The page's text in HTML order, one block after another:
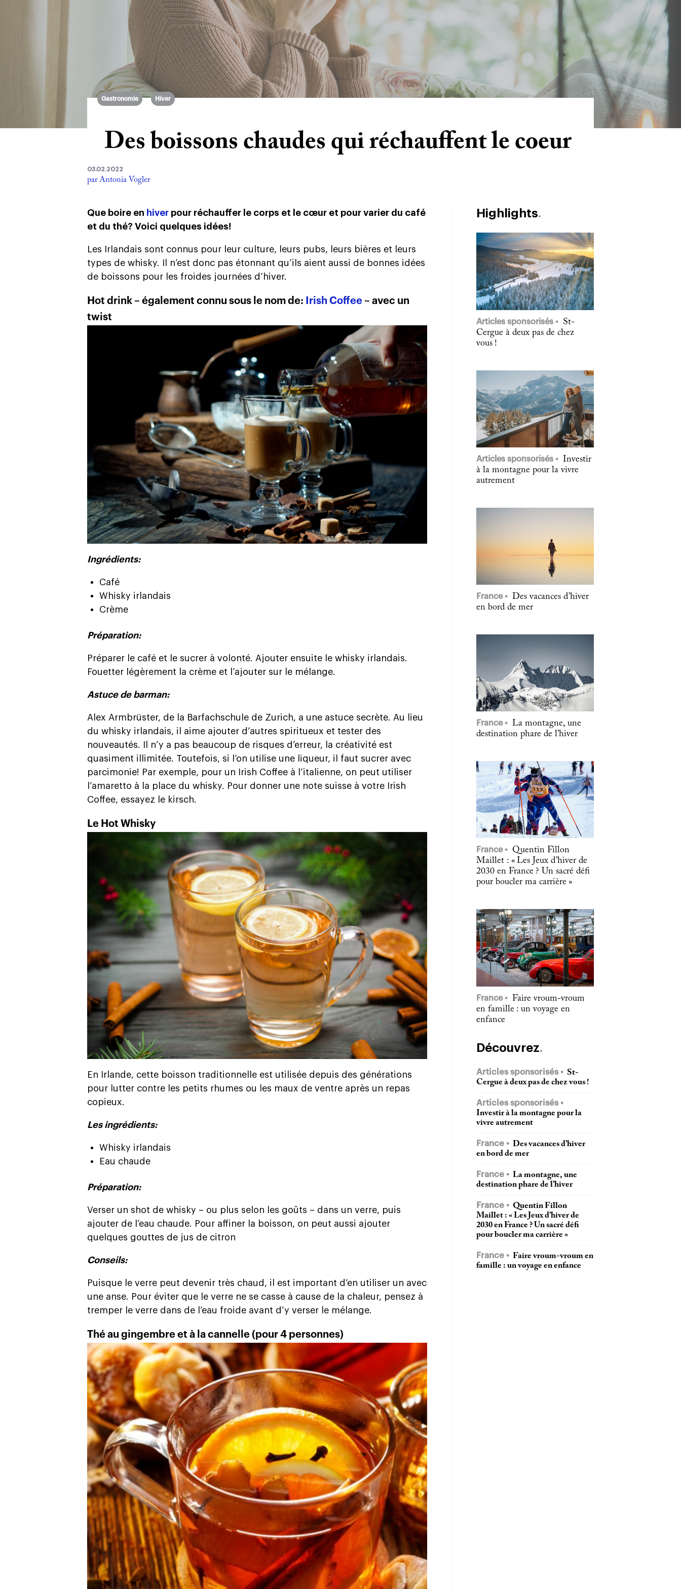
Gastronomie Hiver
Des boissons chaudes qui réchauffent le coeur
03.02.2022
par Antonia Vogler
Que boire en hiver pour réchauffer le corps et le cœur et pour varier du café
et du thé? Voici quelques idées!
Les Irlandais sont connus pour leur culture, leurs pubs, leurs bières et leurs
types de whisky. Il n’est donc pas étonnant qu’ils aient aussi de bonnes idées
de boissons pour les froides journées d’hiver.
Hot drink – également connu sous le nom de: Irish Coffee – avec un
twist
Ingrédients:
Café
Whisky irlandais
Crème
Préparation:
Préparer le café et le sucrer à volonté. Ajouter ensuite le whisky irlandais.
Fouetter légèrement la crème et l’ajouter sur le mélange.
Astuce de barman:
Alex Armbrüster, de la Barfachschule de Zurich, a une astuce secrète. Au lieu
du whisky irlandais, il aime ajouter d’autres spiritueux et tester des
nouveautés. Il n’y a pas beaucoup de risques d’erreur, la créativité est
quasiment illimitée. Toutefois, si l’on utilise une liqueur, il faut sucrer avec
parcimonie! Par exemple, pour un Irish Coffee à l’italienne, on peut utiliser
l’amaretto à la place du whisky. Pour donner une note suisse à votre Irish
Coffee, essayez le kirsch.
Le Hot Whisky
En Irlande, cette boisson traditionnelle est utilisée depuis des générations
pour lutter contre les petits rhumes ou les maux de ventre après un repas
copieux.
Les ingrédients:
Whisky irlandais
Eau chaude
Préparation:
Verser un shot de whisky – ou plus selon les goûts – dans un verre, puis
ajouter de l’eau chaude. Pour affiner la boisson, on peut aussi ajouter
quelques gouttes de jus de citron
Conseils:
Puisque le verre peut devenir très chaud, il est important d’en utiliser un avec
une anse. Pour éviter que le verre ne se casse à cause de la chaleur, pensez à
tremper le verre dans de l’eau froide avant d’y verser le mélange.
Thé au gingembre et à la cannelle (pour 4 personnes)
Highlights
Articles sponsorisés
St-
Cergue à deux pas de chez
vous !
Articles sponsorisés
Investir
à la montagne pour la vivre
autrement
France
Des vacances d’hiver
en bord de mer
France
La montagne, une
destination phare de l’hiver
France
Quentin Fillon
Maillet : « Les Jeux d’hiver de
2030 en France ? Un sacré défi
pour boucler ma carrière »
France
Faire vroum-vroum
en famille : un voyage en
enfance
Découvrez
Articles sponsorisés
St-
Cergue à deux pas de chez vous !
Articles sponsorisés
Investir à la montagne pour la
vivre autrement
France
Des vacances d’hiver
en bord de mer
France
La montagne, une
destination phare de l’hiver
France
Quentin Fillon
Maillet : « Les Jeux d’hiver de
2030 en France ? Un sacré défi
pour boucler ma carrière »
France
Faire vroum-vroum en
famille : un voyage en enfance